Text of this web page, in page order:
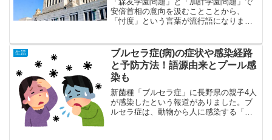
安倍首相の意向を汲むことことから、
「忖度」という言葉が流行語になりまし
イドショーなど、至る所で「忖度」とい
う言葉を聞きますよね。そこ...
生活
ブルセラ症(病)の症状や感染経路
と予防方法！語源由来とプール感
染も
新菌種「ブルセラ症」に長野県の親子4人
が感染したという報道がありました。ブ
ルセラ症は、動物から人に感染する「人